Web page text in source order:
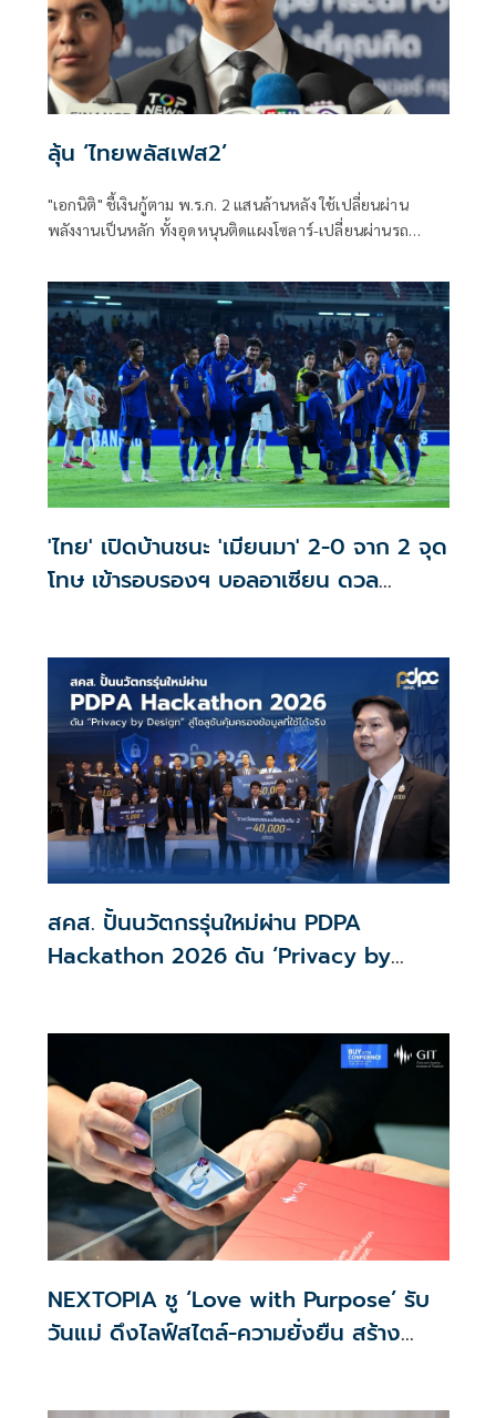
ลุ้น ‘ไทยพลัสเฟส2’
"เอกนิติ" ชี้เงินกู้ตาม พ.ร.ก. 2 แสนล้านหลัง ใช้เปลี่ยนผ่าน
พลังงานเป็นหลัก ทั้งอุดหนุนติดแผงโซลาร์-เปลี่ยนผ่านรถ
พร้อมให้ใช้กับไทยเที่ยวไทยพลัส ส่วนไทยช่วยไทยพลัส เฟส 2
รอประเมินความเหมาะสม นายกฯ เผยจะพยายาม
'ไทย' เปิดบ้านชนะ 'เมียนมา' 2-0 จาก 2 จุด
โทษ เข้ารอบรองฯ บอลอาเซียน ดวล
สคส. ปั้นนวัตกรรุ่นใหม่ผ่าน PDPA
Hackathon 2026 ดัน ‘Privacy by
NEXTOPIA ชู ‘Love with Purpose’ รับ
วันแม่ ดึงไลฟ์สไตล์-ความยั่งยืน สร้าง